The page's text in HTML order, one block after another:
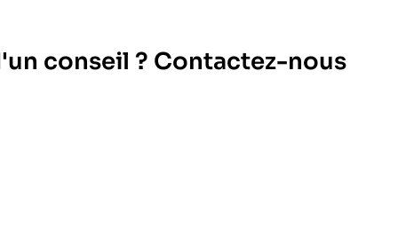
conseil ? Contactez-nous